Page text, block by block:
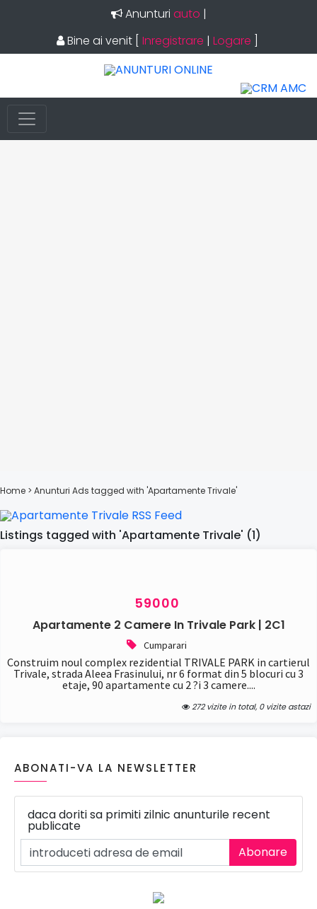
Anunturi auto |
Bine ai venit
Inregistrare | Logare
Home > Anunturi Ads tagged with 'Apartamente Trivale'
Listings tagged with 'Apartamente Trivale' (1)
59000
Apartamente 2 Camere In Trivale Park | 2C1
Cumparari
Construim noul complex rezidential TRIVALE PARK in cartierul
Trivale, strada Aleea Frasinului, nr 6 format din 5 blocuri cu 3
etaje, 90 apartamente cu 2 ?i 3 camere....
272 vizite in total, 0 vizite astazi
ABONATI-VA LA NEWSLETTER
daca doriti sa primiti zilnic anunturile recent
publicate